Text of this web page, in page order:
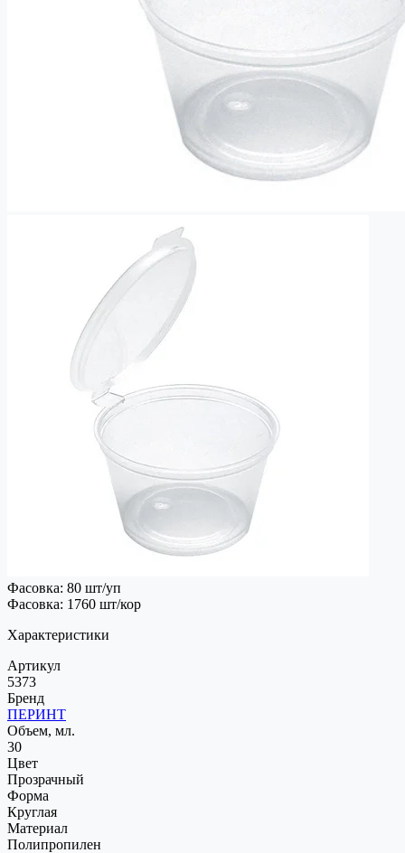
Фасовка: 80 шт/уп
Фасовка: 1760 шт/кор
Характеристики
Артикул
5373
Бренд
ПЕРИНТ
Объем, мл.
30
Цвет
Прозрачный
Форма
Круглая
Материал
Полипропилен